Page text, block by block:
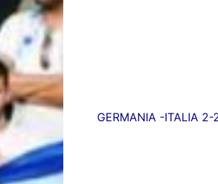
GERMANIA -ITALIA 2-